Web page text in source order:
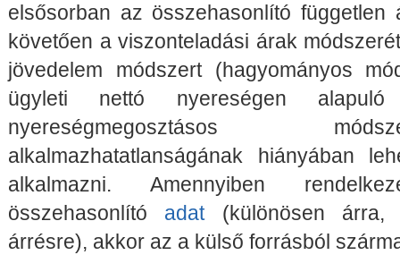
elsősorban az összehasonlító független
követően a viszonteladási árak
jövedelem módszert (hagyományos
ügyleti nettó nyereségen
nyereségmegosztásos
alkalmazhatatlanságának hiányában
alkalmazni. Amennyiben
összehasonlító adat(különösen árra,
árrésre), akkor az a külső forrásból